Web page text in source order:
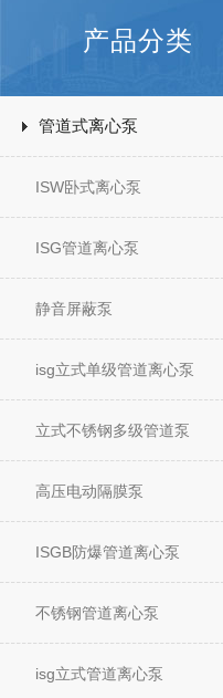
产品分类
管道式离心泵
ISW卧式离心泵
ISG管道离心泵
静音屏蔽泵
isg立式单级管道离心泵
立式不锈钢多级管道泵
高压电动隔膜泵
ISGB防爆管道离心泵
不锈钢管道离心泵
isg立式管道离心泵